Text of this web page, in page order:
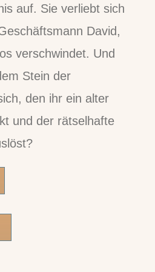
auf. Sie verliebt sich
David,
verschwindet. Und
Stein der
den ihr ein alter
und der rätselhafte